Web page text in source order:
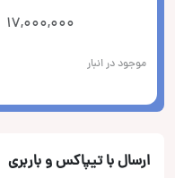
17,000,000
موجود در انبار
ارسال با تیپاکس و باربری